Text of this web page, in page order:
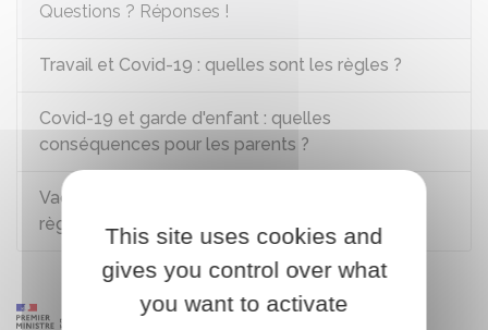
Questions ? Réponses !
Travail et Covid-19 : quelles sont les règles ?
Covid-19 et garde d'enfant : quelles
conséquences pour les parents ?
Vaccin contre la Covid-19 : quelles sont les
règles ? This site uses cookies and
gives you control over what
you want to activate